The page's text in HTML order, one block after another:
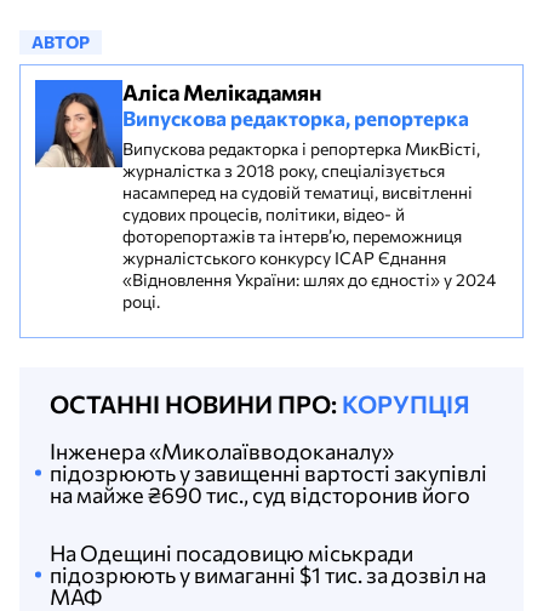
АВТОР
Аліса Мелікадамян
Випускова редакторка, репортерка
Випускова редакторка і репортерка МикВісті,
журналістка з 2018 року, спеціалізується
насамперед на судовій тематиці, висвітленні
судових процесів, політики, відео- й
фоторепортажів та інтерв’ю, переможниця
журналістського конкурсу ІСАР Єднання
«Відновлення України: шлях до єдності» у 2024
році.
ОСТАННІ НОВИНИ ПРО: КОРУПЦІЯ
На Одещині посадовицю міськради
підозрюють у вимаганні $1 тис. за дозвіл на
МАФ
Інженера «Миколаївводоканалу»
підозрюють у завищенні вартості закупівлі
на майже ₴690 тис., суд відсторонив його